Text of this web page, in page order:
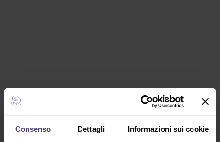
Consenso Dettagli Informazioni sui cookie